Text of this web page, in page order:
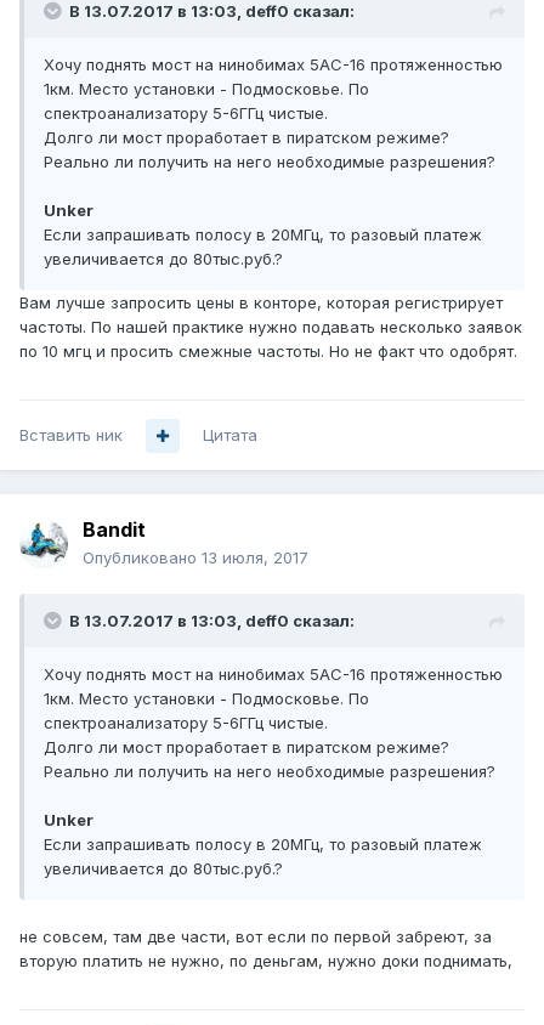
В 13.07.2017 в 13:03, deff0 сказал:
Хочу поднять мост на нинобимах 5АС-16 протяженностью
1км. Место установки - Подмосковье. По
спектроанализатору 5-6ГГц чистые.
Долго ли мост проработает в пиратском режиме?
Реально ли получить на него необходимые разрешения?
Unker
Если запрашивать полосу в 20МГц, то разовый платеж
увеличивается до 80тыс.руб.?
Вам лучше запросить цены в конторе, которая регистрирует
частоты. По нашей практике нужно подавать несколько заявок
по 10 мгц и просить смежные частоты. Но не факт что одобрят.
Вставить ник Цитата
Bandit
Опубликовано 13 июля, 2017
В 13.07.2017 в 13:03, deff0 сказал:
Хочу поднять мост на нинобимах 5АС-16 протяженностью
1км. Место установки - Подмосковье. По
спектроанализатору 5-6ГГц чистые.
Долго ли мост проработает в пиратском режиме?
Реально ли получить на него необходимые разрешения?
Unker
Если запрашивать полосу в 20МГц, то разовый платеж
увеличивается до 80тыс.руб.?
не совсем, там две части, вот если по первой забреют, за
вторую платить не нужно, по деньгам, нужно доки поднимать,